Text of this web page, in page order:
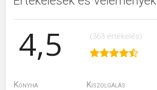
4,5 (363 értékelés)
Konyha Kiszolgálás